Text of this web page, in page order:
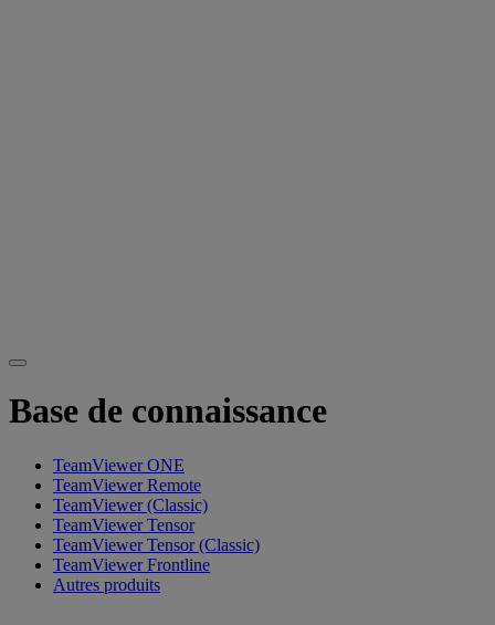
Base de connaissance
TeamViewer ONE
TeamViewer Remote
TeamViewer (Classic)
TeamViewer Tensor
TeamViewer Tensor (Classic)
TeamViewer Frontline
Autres produits